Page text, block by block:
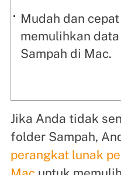
Mudah dan
memulihkan
Sampah di Mac.
Jika Anda tidak
folder Sampah,
perangkat lunak